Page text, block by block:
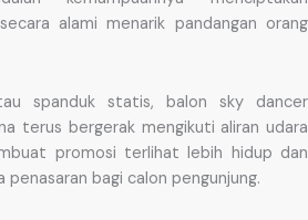
alami menarik pandangan orang
spanduk statis, balon sky dancer
terus bergerak mengikuti aliran udara
promosi terlihat lebih hidup dan
bagi calon pengunjung.